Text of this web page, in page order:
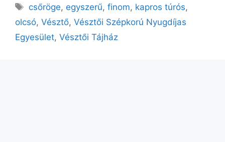
Címkék
csőröge, egyszerű,finom, kapros túrós,
olcsó, Vésztő, Vésztői Szépkorú Nyugdíjas
Egyesület, Vésztői Tájház